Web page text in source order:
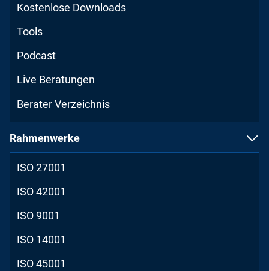
Kostenlose Downloads
Tools
Podcast
Live Beratungen
Berater Verzeichnis
Rahmenwerke
ISO 27001
ISO 42001
ISO 9001
ISO 14001
ISO 45001